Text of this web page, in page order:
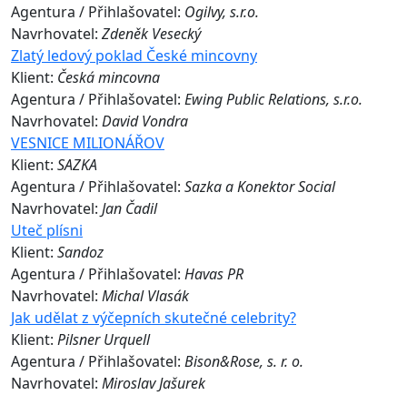
Agentura / Přihlašovatel: Ogilvy, s.r.o.
Navrhovatel: Zdeněk Vesecký
Zlatý ledový poklad České mincovny
Klient: Česká mincovna
Agentura / Přihlašovatel: Ewing Public Relations, s.r.o.
Navrhovatel: David Vondra
VESNICE MILIONÁŘOV
Klient: SAZKA
Agentura / Přihlašovatel: Sazka a Konektor Social
Navrhovatel: Jan Čadil
Uteč plísni
Klient: Sandoz
Agentura / Přihlašovatel: Havas PR
Navrhovatel: Michal Vlasák
Jak udělat z výčepních skutečné celebrity?
Klient: Pilsner Urquell
Agentura / Přihlašovatel: Bison&Rose, s. r. o.
Navrhovatel: Miroslav Jašurek